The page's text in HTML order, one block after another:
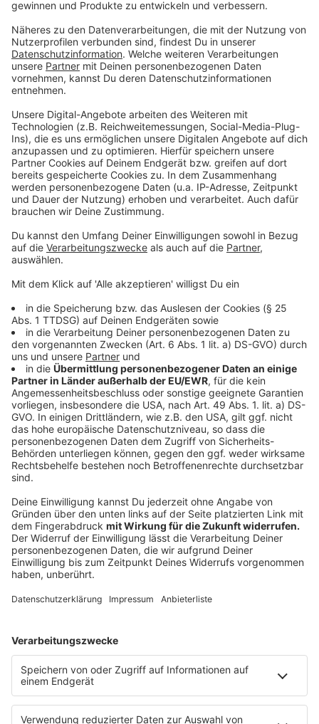
Allgemeine Ärztliche NotdienstpraxisWesel
(Marien-Hospital), Pastor-Janßen-Straße 8-38,
46483 Wesel
Öffnungszeiten jeweils:
Mo, Di und Do von 19 bis 21 Uhr
Mi und Fr von 15 bis 21 Uhr
Sa, So, gesetzliche Feiertage, 24.12., 31.12. und
Rosenmontag von 9 bis 13 und 16 bis 21 Uhr
Achtung: Die Allgemeine Ärztliche Notdienstpraxis
Moers öffnet samstags, sonntags, feiertags
durchgängig von 9 bis 21 Uhr.
Die Notdienstpraxen für Kinder und Jugendliche:
Kinderärztliche NotdienstpraxisMoers
(Krankenhaus Bethanien) Bethanienstraße 21,
47441 Moers
Kinderärztliche NotdienstpraxisWesel(Marien-
Hospital) Pastor-Janßen-Straße 8-38, 46483
Wesel
Öffnungszeiten:1. April bis – 30. September:
Sa., So., gesetzl. Feiertage von 9 Uhr – 13 Uhr
Sa, So., gesetzl. Feiertage, 24.12., 31.12.,
Rosenmontag von 9 Uhr – 17 Uhr
Anzeige
Anzeige